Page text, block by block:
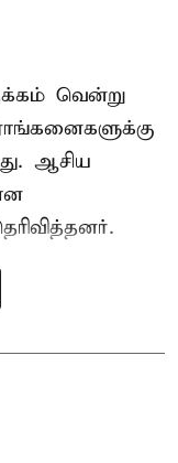
வென்று
ஆசிய